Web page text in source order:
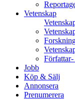
Vetenskap
Författar-
Jobb
Köp & Sälj
Annonsera
Prenumerera